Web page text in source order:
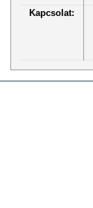
Kapcsolat: